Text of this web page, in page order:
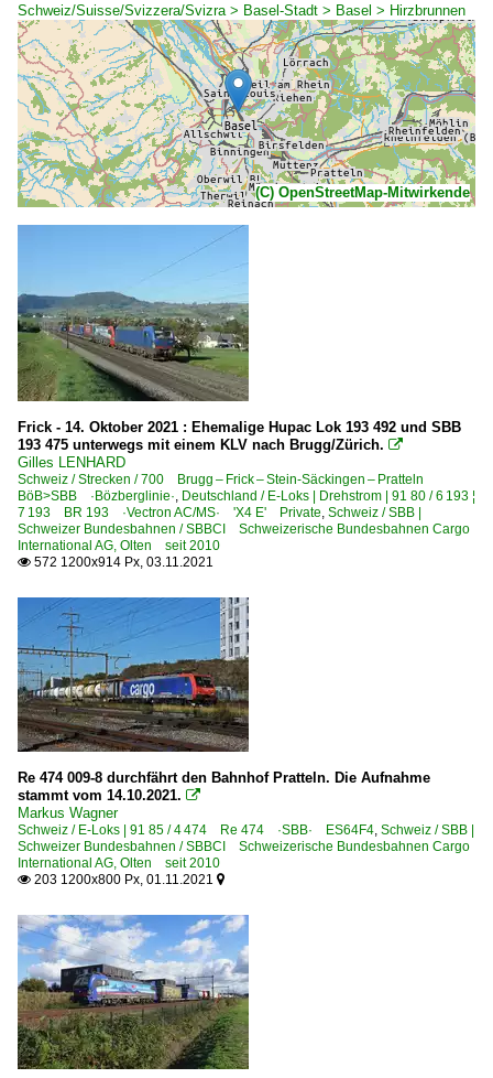
Schweiz/Suisse/Svizzera/Svizra > Basel-Stadt > Basel > Hirzbrunnen
(C) OpenStreetMap-Mitwirkende
Frick - 14. Oktober 2021 : Ehemalige Hupac Lok 193 492 und SBB
193 475 unterwegs mit einem KLV nach Brugg/Zürich. 
Gilles LENHARD
Schweiz / Strecken / 700 Brugg – Frick – Stein-Säckingen – Pratteln
BöB>SBB ·Bözberglinie·, Deutschland / E-Loks | Drehstrom | 91 80 / 6 193 ¦
7 193 BR 193 ·Vectron AC/MS· 'X4 E' Private, Schweiz / SBB |
Schweizer Bundesbahnen / SBBCI Schweizerische Bundesbahnen Cargo
International AG, Olten seit 2010
 572 1200x914 Px, 03.11.2021
Re 474 009-8 durchfährt den Bahnhof Pratteln. Die Aufnahme
stammt vom 14.10.2021. 
Markus Wagner
Schweiz / E-Loks | 91 85 / 4 474 Re 474 ·SBB· ES64F4, Schweiz / SBB |
Schweizer Bundesbahnen / SBBCI Schweizerische Bundesbahnen Cargo
International AG, Olten seit 2010
 203 1200x800 Px, 01.11.2021 